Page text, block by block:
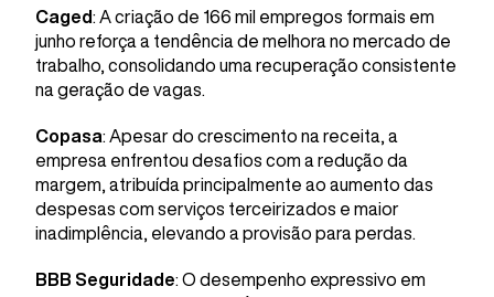
Caged: A criação de 166 mil empregos formais em
junho reforça a tendência de melhora no mercado de
trabalho, consolidando uma recuperação consistente
na geração de vagas.
Copasa: Apesar do crescimento na receita, a
empresa enfrentou desafios com a redução da
margem, atribuída principalmente ao aumento das
despesas com serviços terceirizados e maior
inadimplência, elevando a provisão para perdas.
BBB Seguridade: O desempenho expressivo em